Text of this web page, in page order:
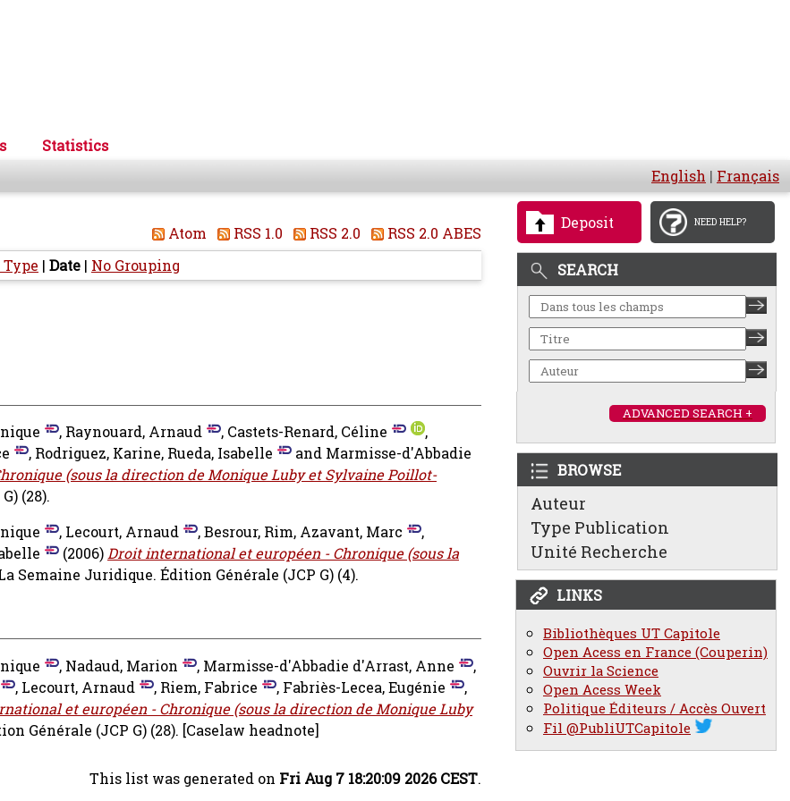
Statistics
English | Français
Deposit NEED HELP?
SEARCH
ADVANCED SEARCH +
BROWSE
Auteur
Type Publication
Unité Recherche
LINKS
Bibliothèques UT Capitole
Open Acess en France (Couperin)
Ouvrir la Science
Open Acess Week
Politique Éditeurs / Accès Ouvert
Fil @PubliUTCapitole
Atom RSS 1.0 RSS 2.0
RSS 2.0 ABES
| Date | No Grouping
, Raynouard, Arnaud , Castets-Renard, Céline
,
, Rodriguez, Karine, Rueda, Isabelle and Marmisse-d'Abbadie
(sous la direction de Monique Luby et Sylvaine Poillot-
(28).
, Lecourt, Arnaud ,Besrour, Rim, Azavant, Marc
,
(2006)Droit international et européen - Chronique (sous la
Semaine Juridique. Édition Générale (JCP G) (4).
, Nadaud, Marion , Marmisse-d'Abbadie d'Arrast, Anne
,
, Lecourt, Arnaud , Riem, Fabrice , Fabriès-Lecea, Eugénie
,
et européen - Chronique (sous la direction de Monique Luby
Générale (JCP G) (28). [Caselaw headnote]
This list was generated on Fri Aug 7 18:20:09 2026 CEST.